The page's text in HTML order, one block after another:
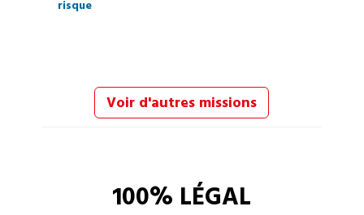
risque
Voir d'autres missions
100% LÉGAL